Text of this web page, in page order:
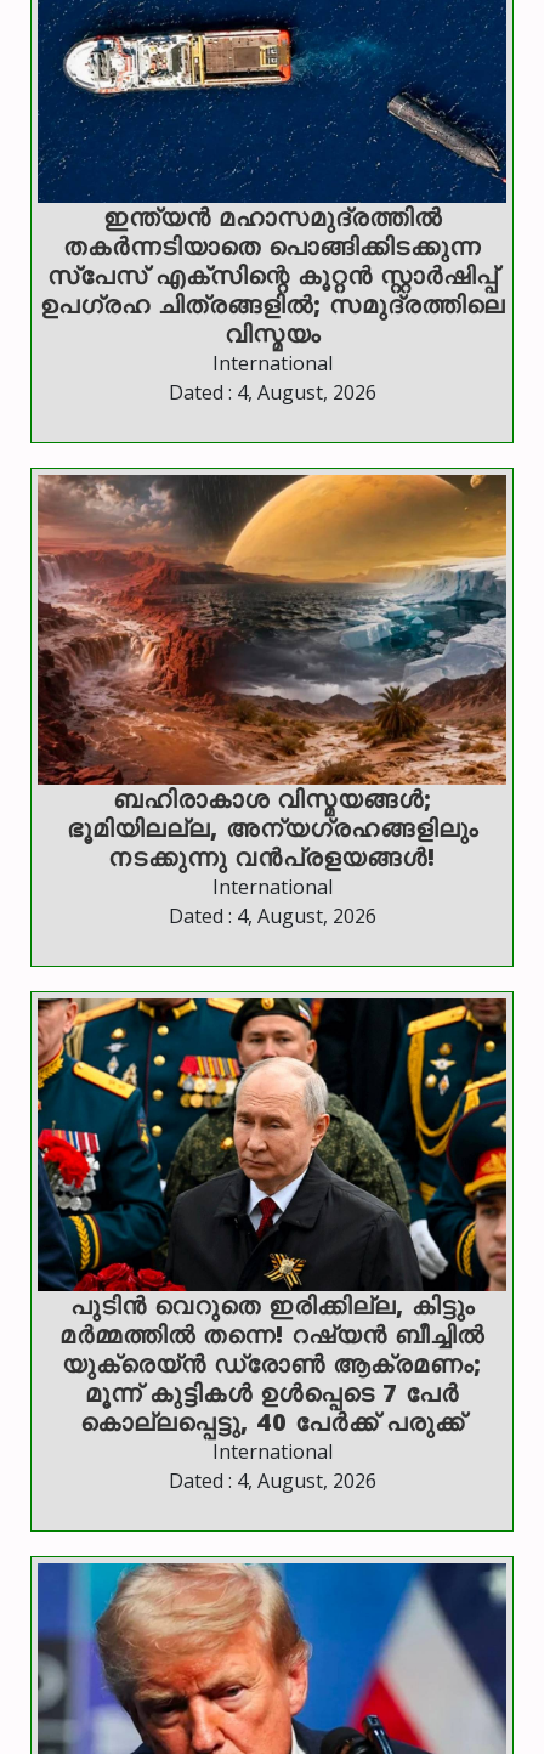
ഇന്ത്യൻ മഹാസമുദ്രത്തിൽ
തകർന്നടിയാതെ പൊങ്ങിക്കിടക്കുന്ന
സ്‌പേസ് എക്സിന്റെ കൂറ്റൻ സ്റ്റാർഷിപ്പ്
ഉപഗ്രഹ ചിത്രങ്ങളിൽ; സമുദ്രത്തിലെ
വിസ്മയം
International
Dated : 4, August, 2026
ബഹിരാകാശ വിസ്മയങ്ങൾ;
ഭൂമിയിലല്ല, അന്യഗ്രഹങ്ങളിലും
നടക്കുന്നു വൻപ്രളയങ്ങൾ!
International
Dated : 4, August, 2026
പുടിൻ വെറുതെ ഇരിക്കില്ല, കിട്ടും
മർമ്മത്തിൽ തന്നെ! റഷ്യൻ ബീച്ചിൽ
യുക്രെയ്ൻ ഡ്രോൺ ആക്രമണം;
മൂന്ന് കുട്ടികൾ ഉൾപ്പെടെ 7 പേർ
കൊല്ലപ്പെട്ടു, 40 പേർക്ക് പരുക്ക്
International
Dated : 4, August, 2026